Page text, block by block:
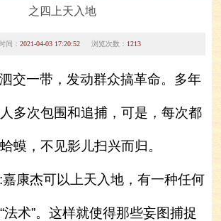
之四上天入地
间： 2021-04-03 17:20:52 浏览次数： 1213
交一带，发动群众搞革命。多年
多次包围和追捕，可是，每次都
蟆，不见影儿扫兴而归。
嘉康杰可以上天入地，有一种任何
法术”。这样就使得那些妄图捕捉